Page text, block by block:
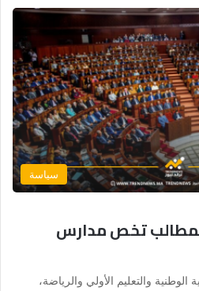
سياسة
بمطالب تخص مدارس
الوطنية والتعليم الأولي والرياضة،